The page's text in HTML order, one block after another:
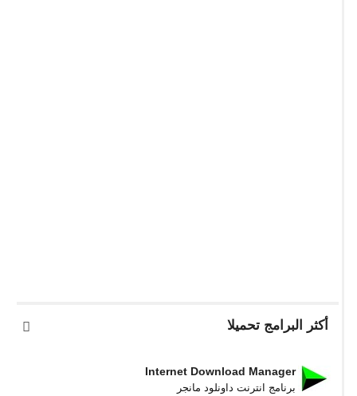
أكثر البرامج تحميلا
Internet Download Manager
برنامج انترنت داونلود مانجر